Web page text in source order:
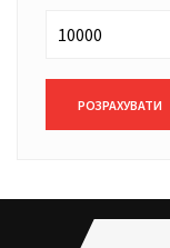
РОЗРАХУВАТИ